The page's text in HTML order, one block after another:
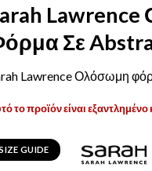
Σε
Lawrence Ολόσωμη
το προϊόν είναι
SIZE GUIDE